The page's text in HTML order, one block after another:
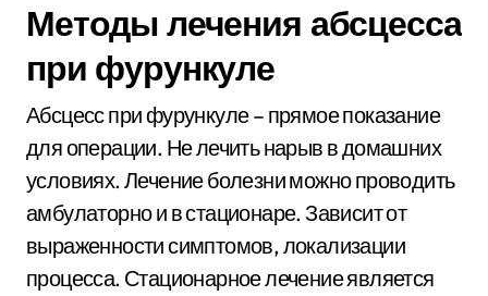
Методы лечения абсцесса
при фурункуле
Абсцесс при фурункуле – прямое показание
для операции. Не лечить нарыв в домашних
условиях. Лечение болезни можно проводить
амбулаторно и в стационаре. Зависит от
выраженности симптомов, локализации
процесса. Стационарное лечение является